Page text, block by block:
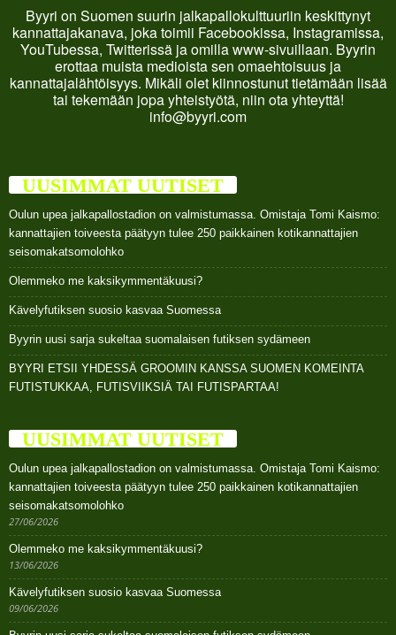
Byyri on Suomen suurin jalkapallokulttuuriin keskittynyt
kannattajakanava, joka toimii Facebookissa, Instagramissa,
YouTubessa, Twitterissä ja omilla www-sivuillaan. Byyrin
erottaa muista medioista sen omaehtoisuus ja
kannattajalähtöisyys. Mikäli olet kiinnostunut tietämään lisää
tai tekemään jopa yhteistyötä, niin ota yhteyttä!
info@byyri.com
UUSIMMAT UUTISET
Oulun upea jalkapallostadion on valmistumassa. Omistaja Tomi Kaismo:
kannattajien toiveesta päätyyn tulee 250 paikkainen kotikannattajien
seisomakatsomolohko
Olemmeko me kaksikymmentäkuusi?
Kävelyfutiksen suosio kasvaa Suomessa
Byyrin uusi sarja sukeltaa suomalaisen futiksen sydämeen
BYYRI ETSII YHDESSÄ GROOMIN KANSSA SUOMEN KOMEINTA
FUTISTUKKAA, FUTISVIIKSIÄ TAI FUTISPARTAA!
UUSIMMAT UUTISET
Oulun upea jalkapallostadion on valmistumassa. Omistaja Tomi Kaismo:
kannattajien toiveesta päätyyn tulee 250 paikkainen kotikannattajien
seisomakatsomolohko
27/06/2026
Olemmeko me kaksikymmentäkuusi?
13/06/2026
Kävelyfutiksen suosio kasvaa Suomessa
09/06/2026